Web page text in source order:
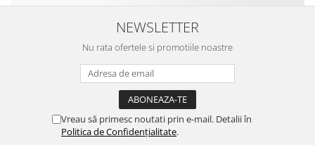
NEWSLETTER
Nu rata ofertele si promotiile noastre
Vreau să primesc noutati prin e-mail. Detalii în
Politica de Confidențialitate.